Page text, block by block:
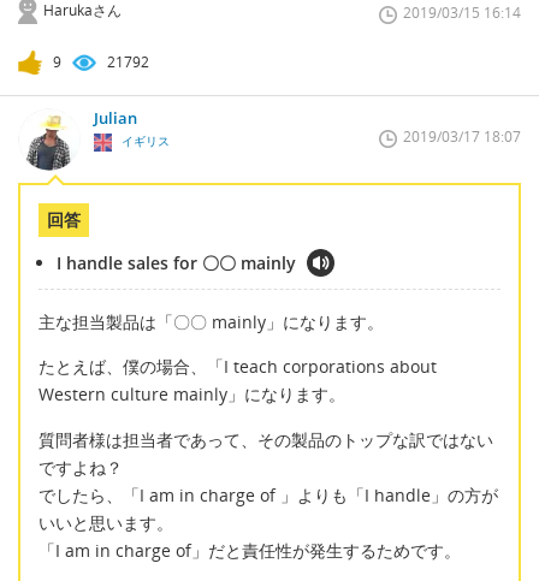
Harukaさん 2019/03/15 16:14
9 21792
Julian
イギリス 2019/03/17 18:07
回答
I handle sales for 〇〇 mainly
主な担当製品は「〇〇 mainly」になります。
たとえば、僕の場合、「I teach corporations about
Western culture mainly」になります。
質問者様は担当者であって、その製品のトップな訳ではない
ですよね？
でしたら、「I am in charge of 」よりも「I handle」の方が
いいと思います。
「I am in charge of」だと責任性が発生するためです。